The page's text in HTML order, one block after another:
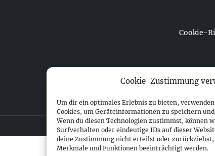
Cookie-Zustimmung
Um dir ein optimales Erlebnis zu bieten,
Cookies, um Geräteinformationen zu speichern
Wenn du diesen Technologien zustimmst, können
Surfverhalten oder eindeutige IDs auf dieser
deine Zustimmung nicht erteilst oder
Merkmale und Funktionen beeinträchtigt werden.
Cookie-